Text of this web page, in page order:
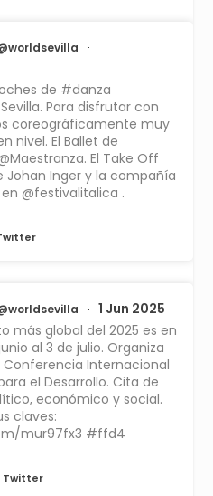
·
de #danza
Para disfrutar con
coreográficamente muy
nivel. El Ballet de
El Take Off
Johan Inger y la compañía
@festivalitalica .
·
1 Jun 2025
más global del 2025 es en
al 3 de julio. Organiza
Conferencia Internacional
el Desarrollo. Cita de
económico y social.
claves:
mur97fx3 #ffd4
Twitter